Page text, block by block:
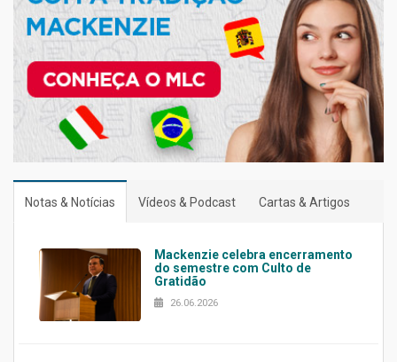
Notas & Notícias Vídeos & Podcast Cartas & Artigos
Mackenzie celebra encerramento
do semestre com Culto de
Gratidão
26.06.2026